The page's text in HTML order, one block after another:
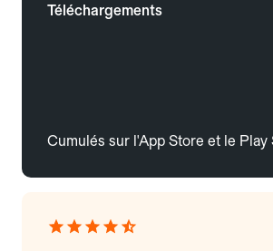
Téléchargements
Cumulés sur l'App Store et le Play